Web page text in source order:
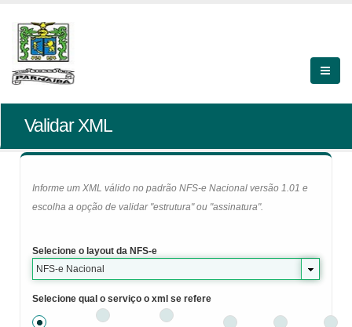
Validar XML
Informe um XML válido no padrão NFS-e Nacional versão 1.01 e
escolha a opção de validar "estrutura" ou "assinatura".
Selecione o layout da NFS-e
NFS-e Nacional
Selecione qual o serviço o xml se refere